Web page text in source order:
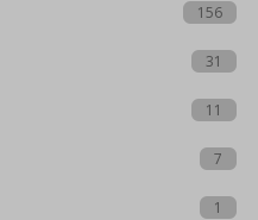
156
31
11
7
1